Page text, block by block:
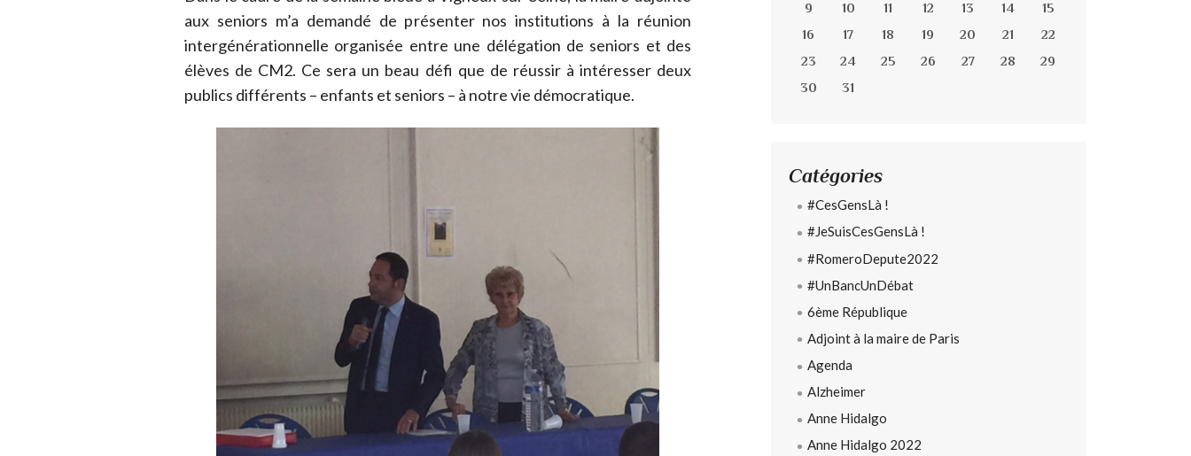
aux seniors m’a demandé de présenter nos institutions à la réunion
intergénérationnelle organisée entre une délégation de seniors et des
élèves de CM2. Ce sera un beau défi que de réussir à intéresser deux
publics différents – enfants et seniors – à notre vie démocratique.
9
10 11 12 13 14
15
16
17 18 19 20 21
22
23
24 25 26 27 28
29
30
31
Catégories
#CesGensLà !
#JeSuisCesGensLà !
#RomeroDepute2022
#UnBancUnDébat
6ème République
Adjoint à la maire de Paris
Agenda
Alzheimer
Anne Hidalgo
Anne Hidalgo 2022